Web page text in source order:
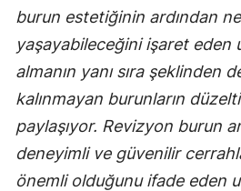
burun estetiğinin ardından
yaşayabileceğini işaret eden
almanın yanı sıra şeklinden
kalınmayan burunların
paylaşıyor. Revizyon burun
deneyimli ve güvenilir
önemli olduğunu ifade eden